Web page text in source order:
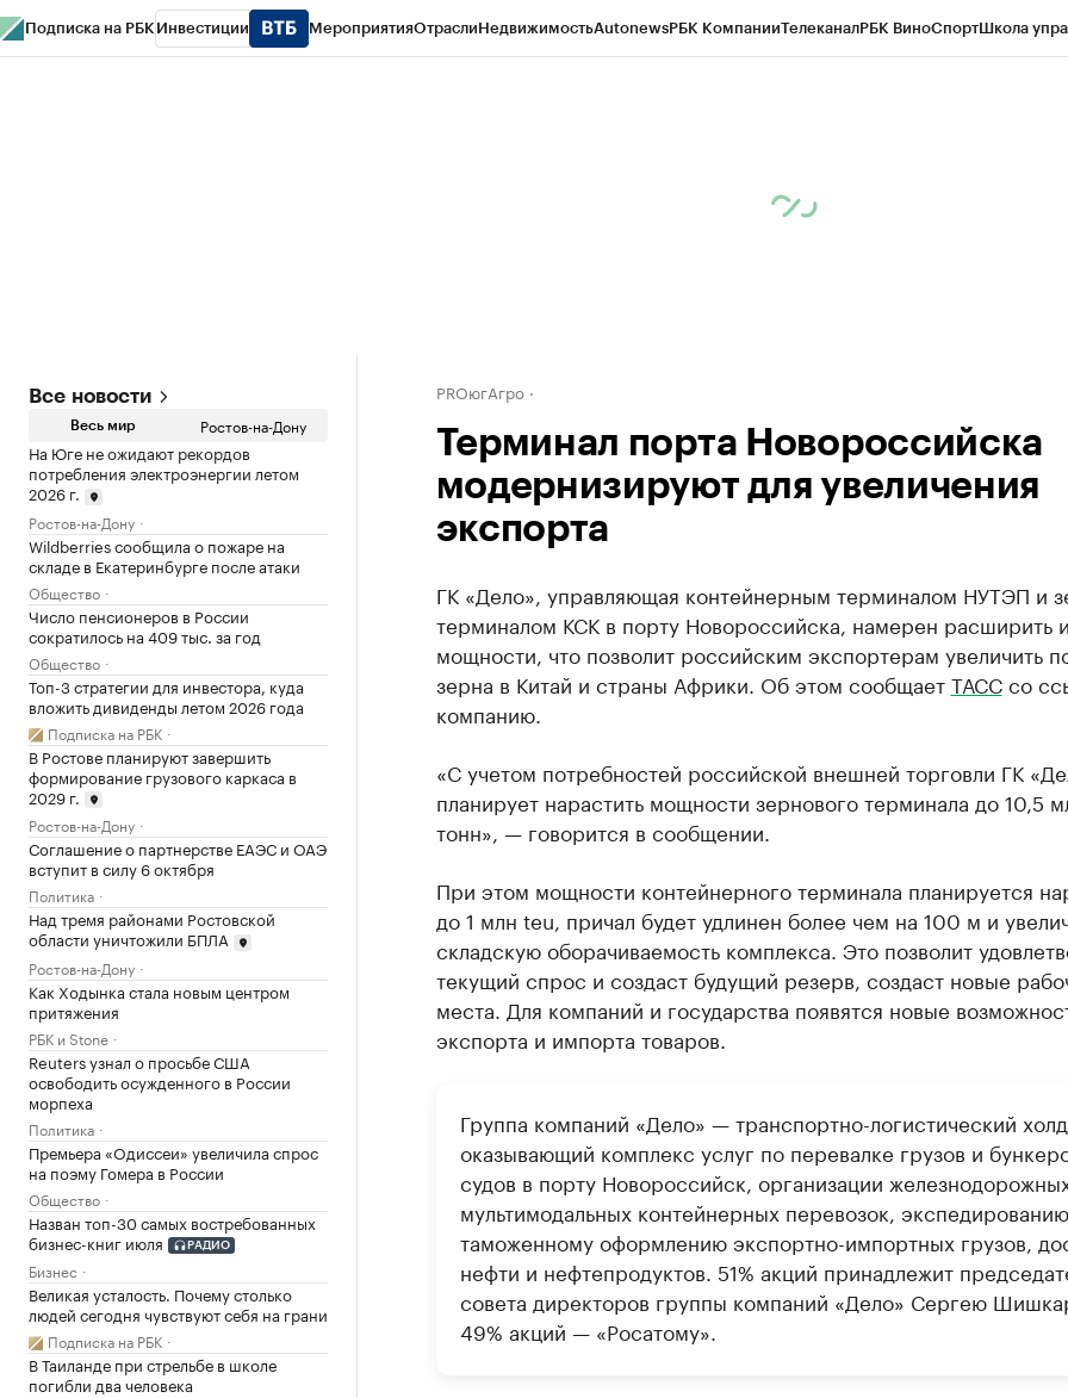
Подписка на РБК Инвестиции МероприятияОтраслиНедвижимостьAutonewsРБК КомпанииТелеканалРБК ВиноСпортШкола
Все новости
Весь мир Ростов-на-Дону
На Юге не ожидают рекордов
потребления электроэнергии летом
2026 г.
Ростов-на-Дону
Wildberries сообщила о пожаре на
складе в Екатеринбурге после атаки
Общество
Число пенсионеров в России
сократилось на 409 тыс. за год
Общество
Топ-3 стратегии для инвестора, куда
вложить дивиденды летом 2026 года
Подписка на РБК
В Ростове планируют завершить
формирование грузового каркаса в
2029 г.
Ростов-на-Дону
Соглашение о партнерстве ЕАЭС и ОАЭ
вступит в силу 6 октября
Политика
Над тремя районами Ростовской
области уничтожили БПЛА
Ростов-на-Дону
Как Ходынка стала новым центром
притяжения
РБК и Stone
Reuters узнал о просьбе США
освободить осужденного в России
морпеха
Политика
Премьера «Одиссеи» увеличила спрос
на поэму Гомера в России
Общество
Назван топ-30 самых востребованных
бизнес-книг июля
РАДИО
Бизнес
Великая усталость. Почему столько
людей сегодня чувствуют себя на грани
Подписка на РБК
В Таиланде при стрельбе в школе
погибли два человека
PROюгАгро
Терминал порта Новороссийска
модернизируют для увеличения
экспорта
ГК «Дело», управляющая контейнерным терминалом НУТЭП и
терминалом КСК в порту Новороссийска, намерен расширить
мощности, что позволит российским экспортерам увеличить
зерна в Китай и страны Африки. Об этом сообщаетТАССсо
компанию.
«С учетом потребностей российской внешней торговли ГК
планирует нарастить мощности зернового терминала до 10,5
тонн», — говорится в сообщении.
При этом мощности контейнерного терминала планируется
до 1 млн teu, причал будет удлинен более чем на 100 м и
складскую оборачиваемость комплекса. Это позволит
текущий спрос и создаст будущий резерв, создаст новые
места. Для компаний и государства появятся новые
экспорта и импорта товаров.
Группа компаний «Дело» — транспортно-логистический
оказывающий комплекс услуг по перевалке грузов и
судов в порту Новороссийск, организации
мультимодальных контейнерных перевозок, экспедированию,
таможенному оформлению экспортно-импортных грузов,
нефти и нефтепродуктов. 51% акций принадлежит
совета директоров группы компаний «Дело» Сергею
49% акций — «Росатому».